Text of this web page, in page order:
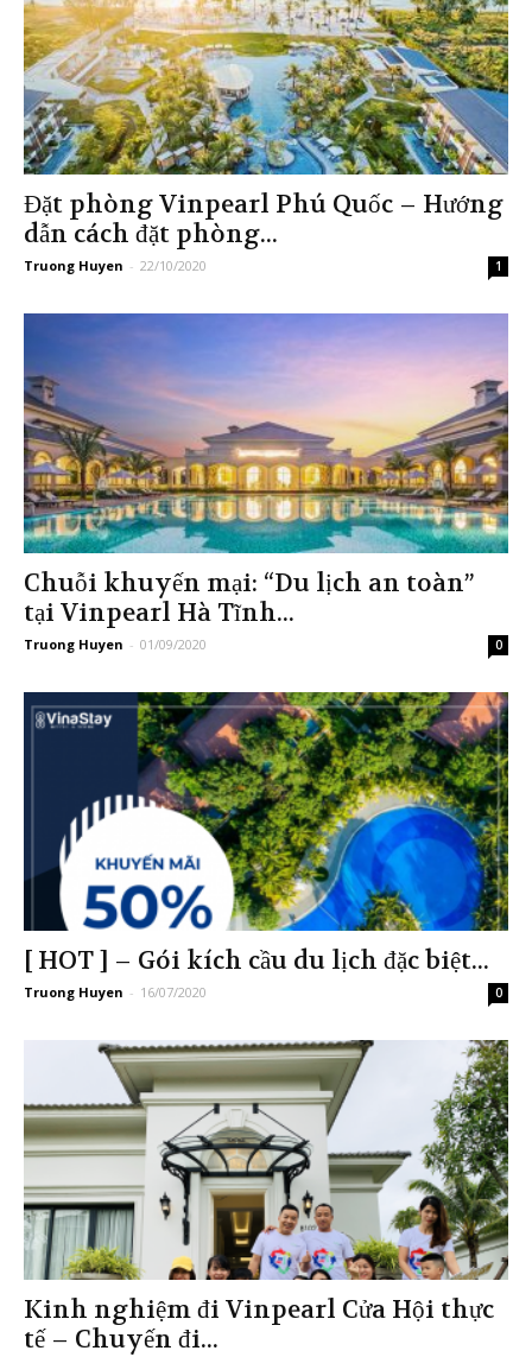
Đặt phòng Vinpearl Phú Quốc – Hướng
dẫn cách đặt phòng...
Truong Huyen - 22/10/2020 1
Chuỗi khuyến mại: “Du lịch an toàn”
tại Vinpearl Hà Tĩnh...
Truong Huyen - 01/09/2020 0
[ HOT ] – Gói kích cầu du lịch đặc biệt...
Truong Huyen - 16/07/2020 0
Kinh nghiệm đi Vinpearl Cửa Hội thực
tế – Chuyến đi...